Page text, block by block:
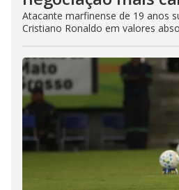
Atacante marfinense de 19 anos
Cristiano Ronaldo em valores